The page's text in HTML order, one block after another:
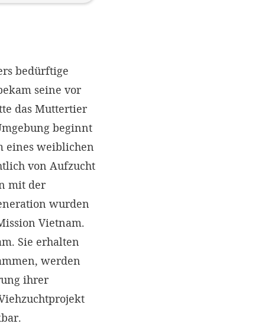
bedürftige
seine vor
das Muttertier
beginnt
eines weiblichen
von Aufzucht
mit der
wurden
Vietnam.
Sie erhalten
werden
ihrer